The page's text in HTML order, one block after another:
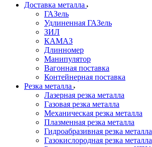
Доставка металла
ГАЗель
Удлиненная ГАЗель
ЗИЛ
КАМАЗ
Длинномер
Манипулятор
Вагонная поставка
Контейнерная поставка
Резка металла
Лазерная резка металла
Газовая резка металла
Механическая резка металла
Плазменная резка металла
Гидроабразивная резка металла
Газокислородная резка металла